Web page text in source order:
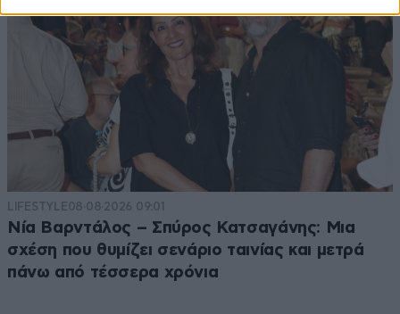
Και άργησαν! 10·06·2026 01:11
Οι ευάλωτοι πολίτες της χώρας πληρώνουν
τόσους φόρους όσους και εσύ. Ίσως και
περισσότερους. Κατά συνέπεια, θα πρέπει να
προστατεύονται τόσο όσο και εσύ. Ίσως και
περισσότερο.
Απαντήστε
LIFESTYLE08·08·2026 09:01
Νία Βαρντάλος – Σπύρος Κατσαγάνης: Μια
σχέση που θυμίζει σενάριο ταινίας και μετρά
πάνω από τέσσερα χρόνια